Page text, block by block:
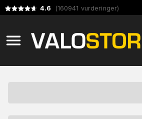
4.6 (160941 vurderinger)